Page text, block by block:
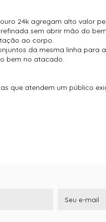
24k agregam alto valor
sem abrir mão do
ao corpo.
da mesma linha para
bem no atacado.
que atendem um público